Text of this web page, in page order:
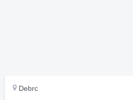
Debrc